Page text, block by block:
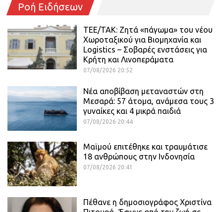
Ροή Ειδήσεων
ΤΕΕ/ΤΑΚ: Ζητά «πάγωμα» του νέου
Χωροταξικού για Βιομηχανία και
Logistics – Σοβαρές ενστάσεις για
Κρήτη και Λινοπεράματα
07/08/2026 20:52
Νέα αποβίβαση μεταναστών στη
Μεσαρά: 57 άτομα, ανάμεσα τους 3
γυναίκες και 4 μικρά παιδιά
07/08/2026 20:44
Μαϊμού επιτέθηκε και τραυμάτισε
18 ανθρώπους στην Ινδονησία
07/08/2026 20:41
Πέθανε η δημοσιογράφος Χριστίνα